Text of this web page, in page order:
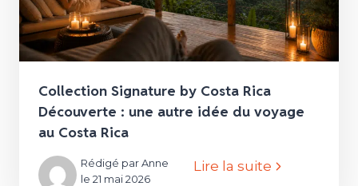
Collection Signature by Costa Rica
Découverte : une autre idée du voyage
au Costa Rica
Rédigé par Anne
le 21 mai 2026
Lire la suite